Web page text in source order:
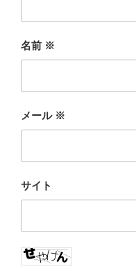
名前 ※
メール ※
サイト